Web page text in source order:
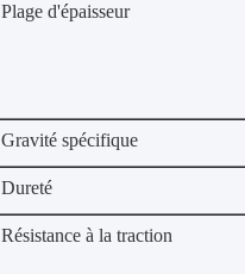
Plage d'épaisseur
Gravité spécifique
Dureté
Résistance à la traction